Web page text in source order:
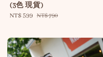
(3色 現貨)
Sale
NT$ 599 Regular
NT$ 790